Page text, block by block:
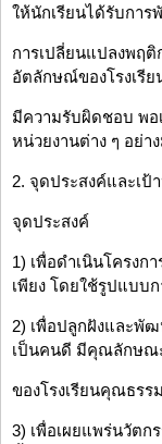
ให้นักเรียนได้รับการ
การเปลี่ยนแปลงพฤ
อัตลักษณ์ของโรงเรี
มีความรับผิดชอบ พอ
หน่วยงานต่าง ๆ อย่
2. จุดประสงค์และเป้
จุดประสงค์
1) เพื่อดำเนินโครง
เพียง โดยใช้รูปแบบ
2) เพื่อปลูกฝังและพัฒ
เป็นคนดี มีคุณลักษณ
ของโรงเรียนคุณธรร
3) เพื่อเผยแพร่นวัตก